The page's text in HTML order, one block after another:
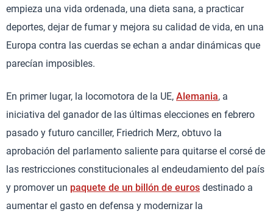
empieza una vida ordenada, una dieta sana, a practicar
deportes, dejar de fumar y mejora su calidad de vida, en una
Europa contra las cuerdas se echan a andar dinámicas que
parecían imposibles.
En primer lugar, la locomotora de la UE, Alemania, a
iniciativa del ganador de las últimas elecciones en febrero
pasado y futuro canciller, Friedrich Merz, obtuvo la
aprobación del parlamento saliente para quitarse el corsé de
las restricciones constitucionales al endeudamiento del país
y promover un paquete de un billón de euros destinado a
aumentar el gasto en defensa y modernizar la